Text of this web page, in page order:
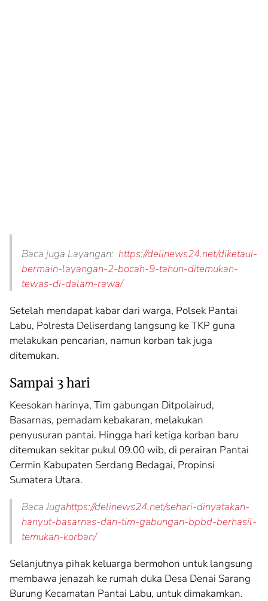
Baca juga Layangan: https://delinews24.net/diketaui-
bermain-layangan-2-bocah-9-tahun-ditemukan-
tewas-di-dalam-rawa/
Setelah mendapat kabar dari warga, Polsek Pantai
Labu, Polresta Deliserdang langsung ke TKP guna
melakukan pencarian, namun korban tak juga
ditemukan.
Sampai 3 hari
Keesokan harinya, Tim gabungan Ditpolairud,
Basarnas, pemadam kebakaran, melakukan
penyusuran pantai. Hingga hari ketiga korban baru
ditemukan sekitar pukul 09.00 wib, di perairan Pantai
Cermin Kabupaten Serdang Bedagai, Propinsi
Sumatera Utara.
Baca Jugahttps://delinews24.net/sehari-dinyatakan-
hanyut-basarnas-dan-tim-gabungan-bpbd-berhasil-
temukan-korban/
Selanjutnya pihak keluarga bermohon untuk langsung
membawa jenazah ke rumah duka Desa Denai Sarang
Burung Kecamatan Pantai Labu, untuk dimakamkan.